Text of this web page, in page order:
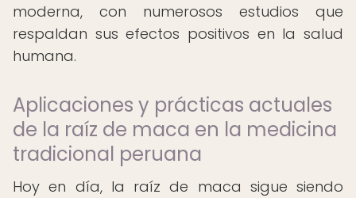
moderna, con numerosos estudios que
respaldan sus efectos positivos en la salud
humana.
Aplicaciones y prácticas actuales
de la raíz de maca en la medicina
tradicional peruana
Hoy en día, la raíz de maca sigue siendo